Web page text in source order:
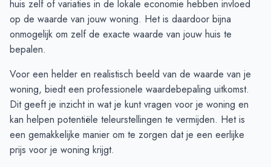
December
€ 49.500
Januari
-
-
Februari
April
€ 50.000 -
Mei
€ 50.000 € 70.000
Juni
€ 50.000 € 70.000
huis zelf of variaties in de lokale economie hebben invloed
op de waarde van jouw woning. Het is daardoor bijna
onmogelijk om zelf de exacte waarde van jouw huis te
bepalen.
Voor een helder en realistisch beeld van de waarde van je
woning, biedt een professionele waardebepaling uitkomst.
Dit geeft je inzicht in wat je kunt vragen voor je woning en
kan helpen potentiële teleurstellingen te vermijden. Het is
een gemakkelijke manier om te zorgen dat je een eerlijke
prijs voor je woning krijgt.